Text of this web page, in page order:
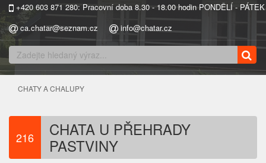
+420 603 871 280: Pracovní doba 8.30 - 18.00 hodin PONDĚLÍ - PÁTEK
ca.chatar@seznam.cz
info@chatar.cz
CHATY A CHALUPY
216
CHATA U PŘEHRADY
PASTVINY